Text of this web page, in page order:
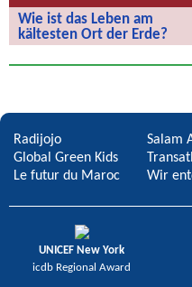
Wie ist das Leben am
kältesten Ort der Erde?
der Erde?
Radijojo
Global Green Kids
Le futur du Maroc
Salam
Wir
UNICEF New York
icdb Regional Award